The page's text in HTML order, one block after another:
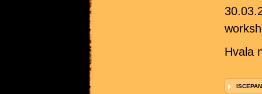
Hvala